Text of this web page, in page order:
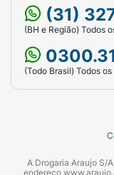
CI 7700T7.
(31)
(BH e Região) Todos
(Todo Brasil) Todos
A Drogaria Araujo S/
endereço